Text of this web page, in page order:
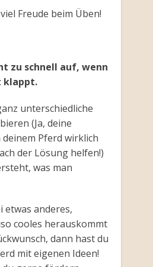
Freude beim Üben!
zu schnell auf, wenn
klappt.
unterschiedliche
(Ja, deine
Pferd wirklich
der Lösung helfen!)
was man
etwas anderes,
cooles herauskommt
dann hast du
mit eigenen Ideen!